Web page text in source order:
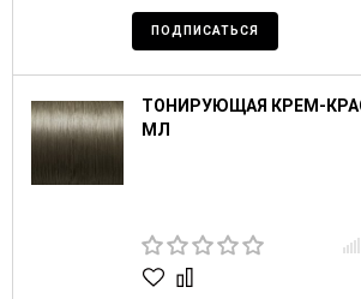
ПОДПИСАТЬСЯ
ТОНИРУЮЩАЯ КРЕМ-
МЛ